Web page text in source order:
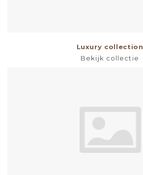
Luxury collection
Bekijk collectie